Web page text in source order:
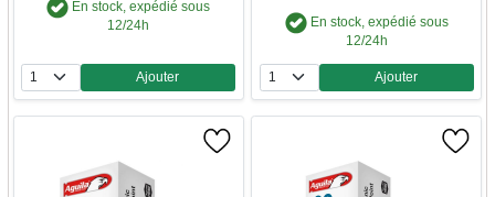
En stock, expédié sous
12/24h
Quantité
Ajouter
En stock, expédié sous
12/24h
Quantité
Ajouter